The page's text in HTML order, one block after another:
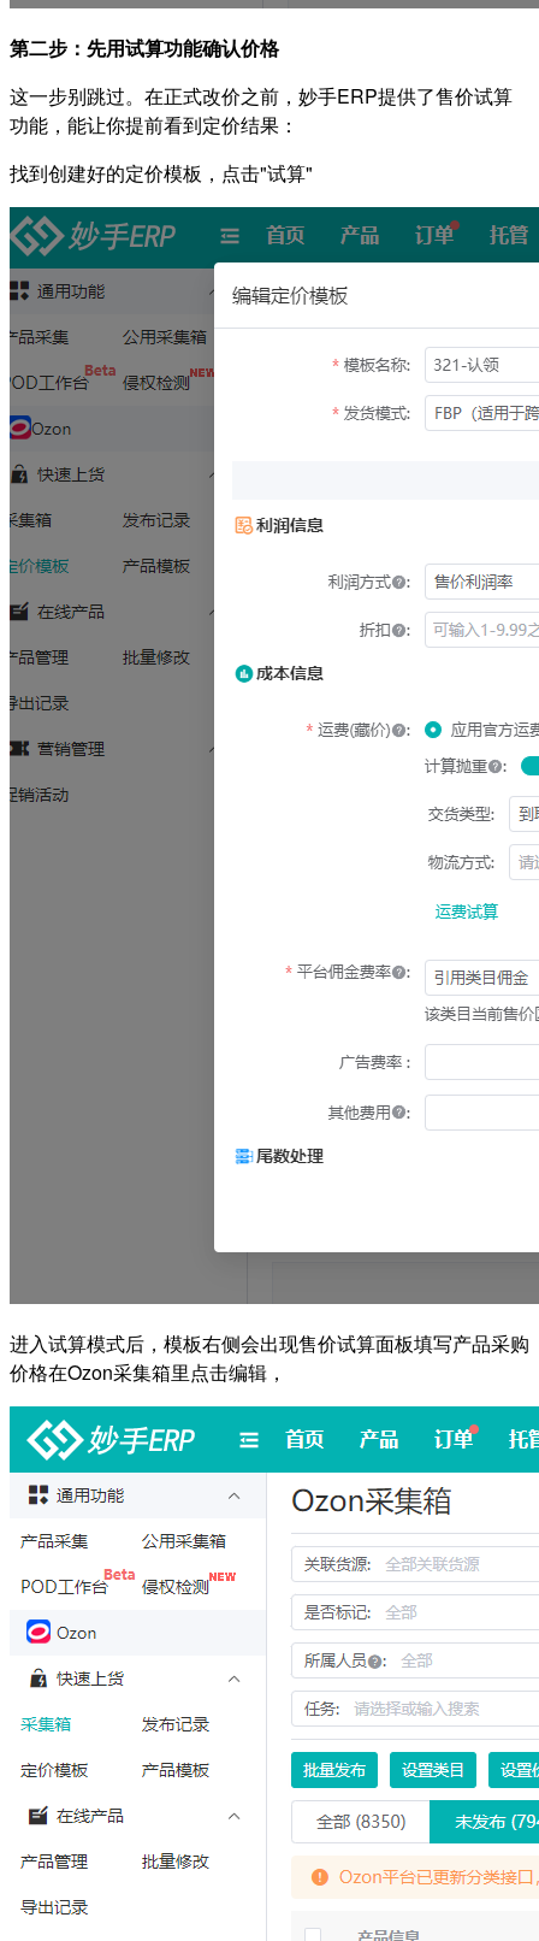
第二步：先用试算功能确认价格
这一步别跳过。在正式改价之前，妙手ERP提供了售价试算
功能，能让你提前看到定价结果：
找到创建好的定价模板，点击"试算"
进入试算模式后，模板右侧会出现售价试算面板填写产品采购
价格在Ozon采集箱里点击编辑，